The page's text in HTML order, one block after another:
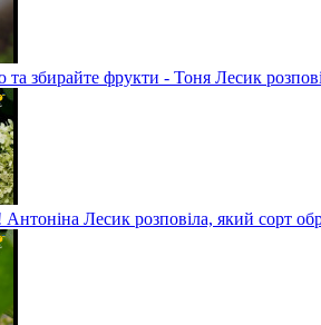
збирайте фрукти - Тоня Лесик
Антоніна Лесик розповіла, який сорт